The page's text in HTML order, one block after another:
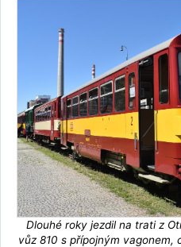
Dlouhé roky jezdil na trati z
vůz 810 s přípojným vagonem,